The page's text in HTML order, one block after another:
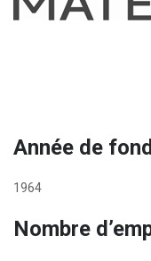
Année de
1964
Nombre